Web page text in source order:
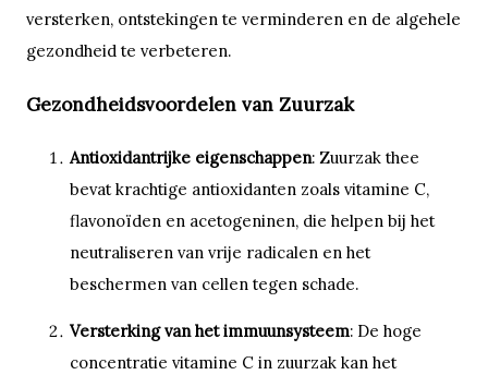
versterken, ontstekingen te verminderen en de algehele
gezondheid te verbeteren.
Gezondheidsvoordelen van Zuurzak
Antioxidantrijke eigenschappen: Zuurzak thee
bevat krachtige antioxidanten zoals vitamine C,
flavonoïden en acetogeninen, die helpen bij het
neutraliseren van vrije radicalen en het
beschermen van cellen tegen schade.
Versterking van het immuunsysteem: De hoge
concentratie vitamine C in zuurzak kan het